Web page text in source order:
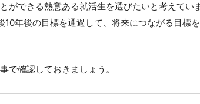
ができる熱意ある就活生を選びたいと考えてい
年後の目標を通過して、将来につながる目標
で確認しておきましょう。